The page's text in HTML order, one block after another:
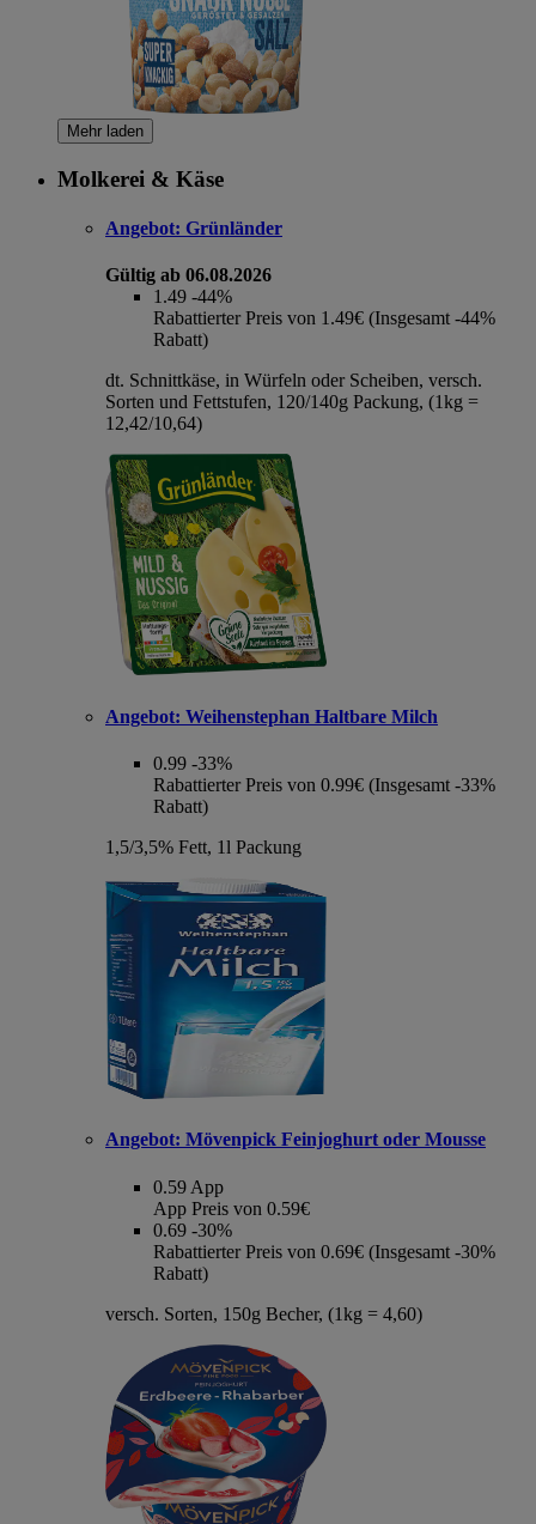
Mehr laden
Molkerei & Käse
Angebot: Grünländer
Gültig ab 06.08.2026
1.49 -44%
Rabattierter Preis von 1.49€ (Insgesamt -44%
Rabatt)
dt. Schnittkäse, in Würfeln oder Scheiben, versch.
Sorten und Fettstufen, 120/140g Packung, (1kg =
12,42/10,64)
Angebot: Weihenstephan Haltbare Milch
0.99 -33%
Rabattierter Preis von 0.99€ (Insgesamt -33%
Rabatt)
1,5/3,5% Fett, 1l Packung
Angebot: Mövenpick Feinjoghurt oder Mousse
0.59 App
App Preis von 0.59€
0.69 -30%
Rabattierter Preis von 0.69€ (Insgesamt -30%
Rabatt)
versch. Sorten, 150g Becher, (1kg = 4,60)